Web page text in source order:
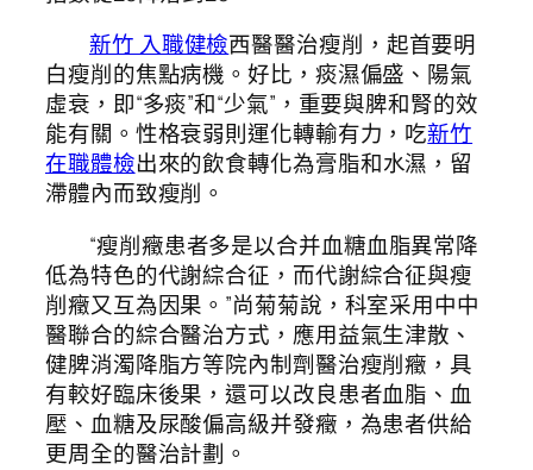
新竹 入職健檢西醫醫治瘦削，起首要明
白瘦削的焦點病機。好比，痰濕偏盛、陽氣
虛衰，即“多痰”和“少氣”，重要與脾和腎的效
能有關。性格衰弱則運化轉輸有力，吃新竹
在職體檢出來的飲食轉化為膏脂和水濕，留
滯體內而致瘦削。
“瘦削癥患者多是以合并血糖血脂異常降
低為特色的代謝綜合征，而代謝綜合征與瘦
削癥又互為因果。”尚菊菊說，科室采用中中
醫聯合的綜合醫治方式，應用益氣生津散、
健脾消濁降脂方等院內制劑醫治瘦削癥，具
有較好臨床後果，還可以改良患者血脂、血
壓、血糖及尿酸偏高級并發癥，為患者供給
更周全的醫治計劃。